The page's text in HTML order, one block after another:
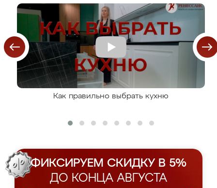
Как правильно выбрать кухню
ФИКСИРУЕМ СКИДКУ В 5%
ДО КОНЦА АВГУСТА